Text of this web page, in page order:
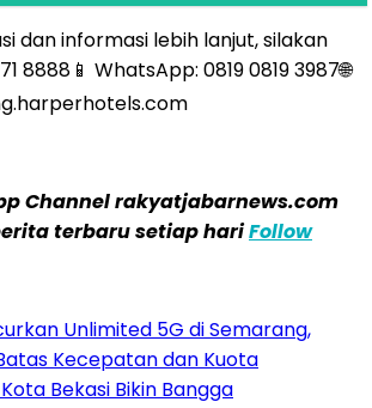
dan informasi lebih lanjut, silakan
8888📱 WhatsApp: 0819 0819 3987🌐
Channel rakyatjabarnews.com
terbaru setiap hariFollow
Unlimited 5G di Semarang,
Kecepatan dan Kuota
Bekasi Bikin Bangga